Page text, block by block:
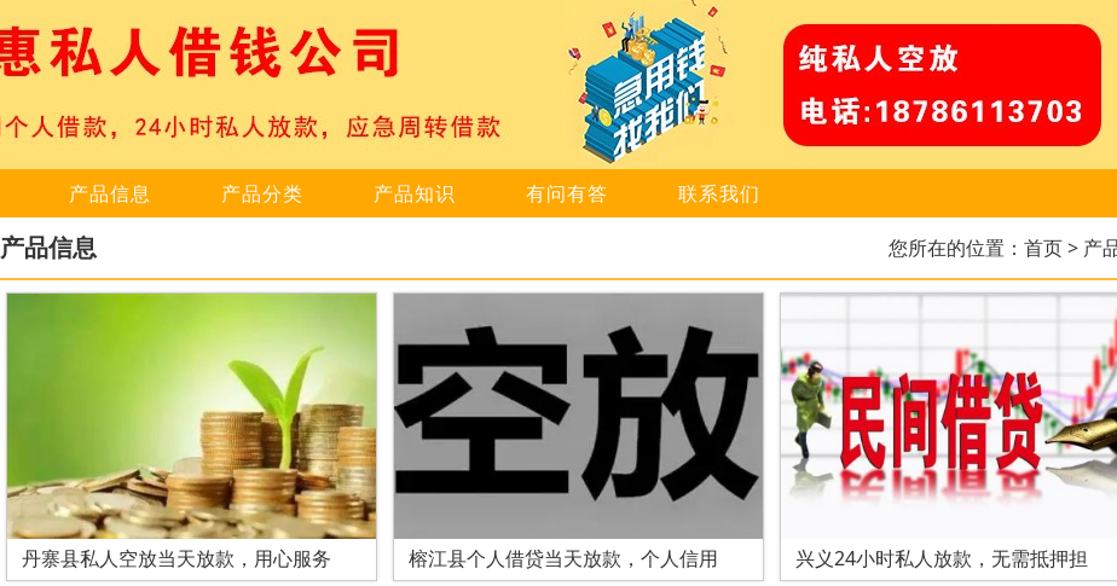
产品信息 产品分类 产品知识 有问有答 联系我们
产品信息 您所在的位置： 首页> 产
丹寨县私人空放当天放款，用心服务 榕江县个人借贷当天放款，个人信用 兴义24小时私人放款，无需抵押担